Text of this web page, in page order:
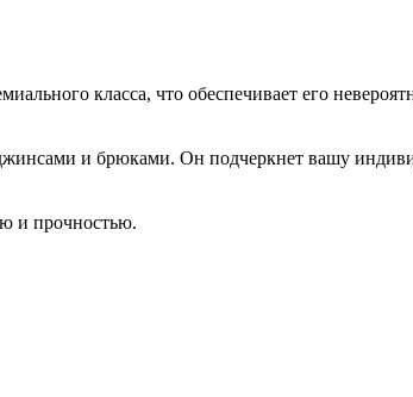
класса, что обеспечивает его
и брюками. Он подчеркнет вашу
и прочностью.